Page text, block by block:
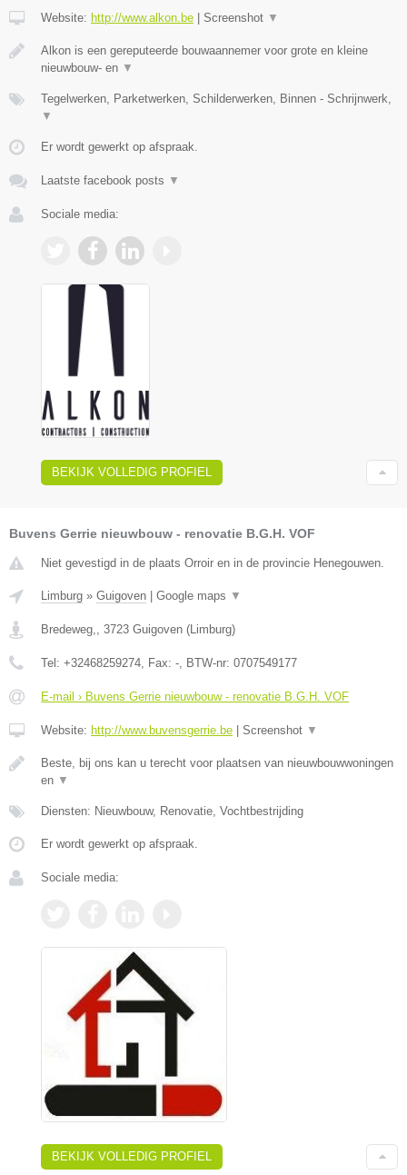
Website: http://www.alkon.be | Screenshot ▼
Alkon is een gereputeerde bouwaannemer voor grote en kleine
nieuwbouw- en ▼
Tegelwerken, Parketwerken, Schilderwerken, Binnen - Schrijnwerk,
▼
Er wordt gewerkt op afspraak.
Laatste facebook posts ▼
Sociale media:
BEKIJK VOLLEDIG PROFIEL
Buvens Gerrie nieuwbouw - renovatie B.G.H. VOF
Niet gevestigd in de plaats Orroir en in de provincie Henegouwen.
Limburg » Guigoven Google maps ▼
Bredeweg, 3723 Guigoven ( Limburg)
Tel: +32468259274 , Fax: - , BTW-nr: 0707549177
E-mail › Buvens Gerrie nieuwbouw - renovatie B.G.H. VOF
Website: http://www.buvensgerrie.be Screenshot ▼
Beste, bij ons kan u terecht voor plaatsen van nieuwbouwwoningen
en ▼
Diensten: Nieuwbouw, Renovatie, Vochtbestrijding
Er wordt gewerkt op afspraak.
Sociale media:
BEKIJK VOLLEDIG PROFIEL